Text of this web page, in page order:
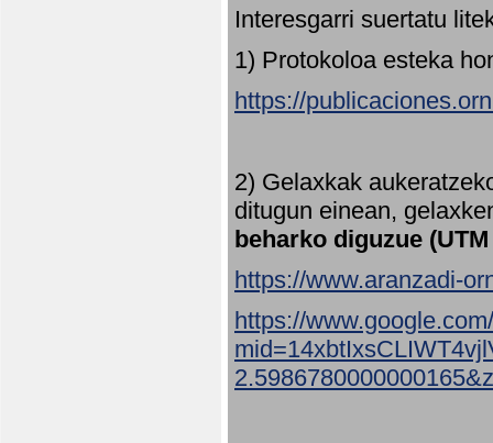
Interesgarri suertatu
1) Protokoloa esteka
https://
2) Gelaxkak
ditugun einean,
beharko diguzue
https://www.aranzadi-
https://